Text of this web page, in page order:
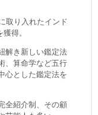
取り入れたインド
得。
解き新しい鑑定法
、算命学など五行
心とした鑑定法を
全紹介制、その顧